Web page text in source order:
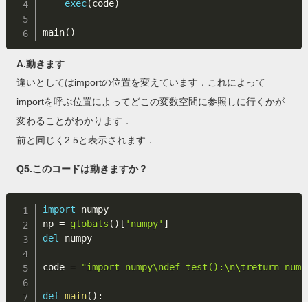
exec(code)
main( )
A.動きます
違いとしてはimportの位置を変えています．これによって
importを呼ぶ位置によってどこの変数空間に参照しに行くかが
変わることがわかります．
前と同じく2.5と表示されます．
Q5.このコードは動きますか？
import numpy
np = globals ( ) [ 'numpy' ]
del
numpy
code = "import numpy\ndef test():\n\treturn
def main( ) :